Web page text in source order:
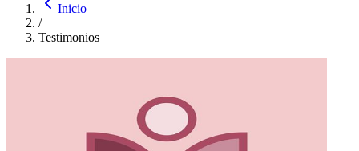
Inicio
/
Testimonios